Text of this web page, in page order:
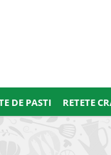
DE PASTI RETETE